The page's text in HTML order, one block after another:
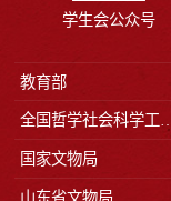
学生会公众号
教育部
国家文物局
山东省文物局